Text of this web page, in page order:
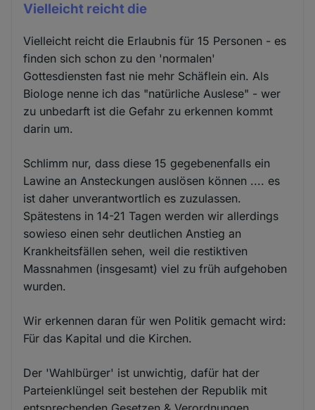
Vielleicht reicht die
Vielleicht reicht die Erlaubnis für 15 Personen - es
finden sich schon zu den 'normalen'
Gottesdiensten fast nie mehr Schäflein ein. Als
Biologe nenne ich das "natürliche Auslese" - wer
zu unbedarft ist die Gefahr zu erkennen kommt
darin um.
Schlimm nur, dass diese 15 gegebenenfalls ein
Lawine an Ansteckungen auslösen können .... es
ist daher unverantwortlich es zuzulassen.
Spätestens in 14-21 Tagen werden wir allerdings
sowieso einen sehr deutlichen Anstieg an
Krankheitsfällen sehen, weil die restiktiven
Massnahmen (insgesamt) viel zu früh aufgehoben
wurden.
Wir erkennen daran für wen Politik gemacht wird:
Für das Kapital und die Kirchen.
Der 'Wahlbürger' ist unwichtig, dafür hat der
Parteienklüngel seit bestehen der Republik mit